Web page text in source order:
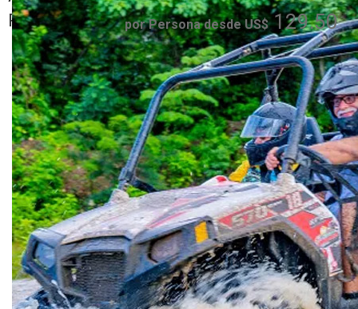
Romana
Plata, Sosua,
Cofresi - Maimon
por Persona desde US$129.50